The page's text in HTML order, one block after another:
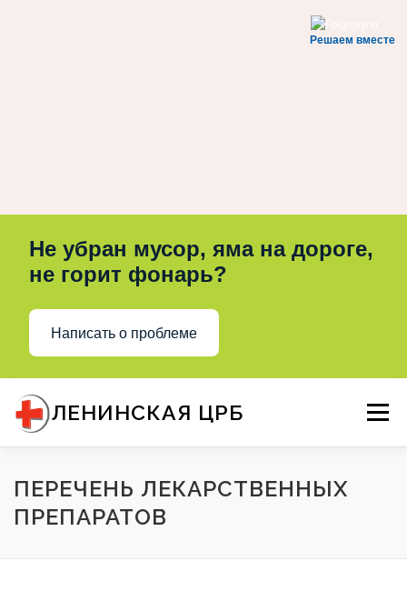
Решаем вместе
Не убран мусор, яма на дороге,
не горит фонарь?
Написать о проблеме
содержимомуЛЕНИНСКАЯ ЦРБ Меню
О НАС ДОКУМЕНТЫ
ПЕРЕЧЕНЬ ЛЕКАРСТВЕННЫХ
ПРЕПАРАТОВ